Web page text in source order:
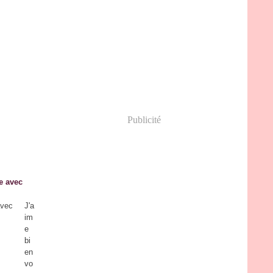
avec
J'a
im
e
bi
en
vo
Publicité